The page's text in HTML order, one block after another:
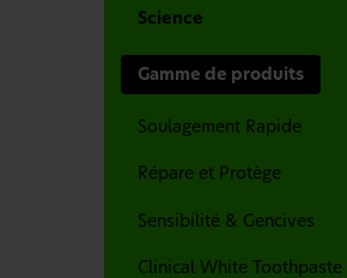
Science
Gamme de produits
Soulagement Rapide
Répare et Protège
Sensibilité & Gencives
Clinical White Toothpaste